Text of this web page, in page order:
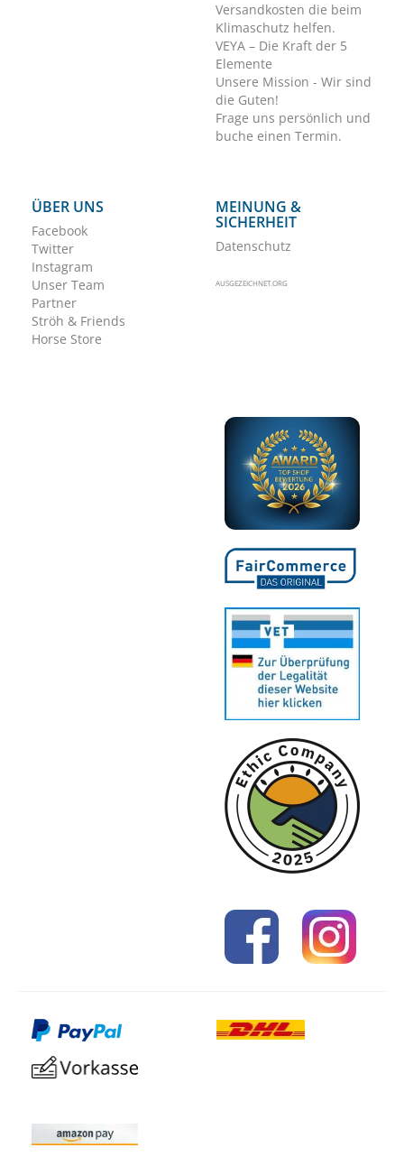
Versandkosten die beim
Klimaschutz helfen.
VEYA – Die Kraft der 5
Elemente
Unsere Mission - Wir sind
die Guten!
Frage uns persönlich und
buche einen Termin.
ÜBER UNS
Facebook
Twitter
Instagram
Unser Team
Partner
Ströh & Friends
Horse Store
MEINUNG &
SICHERHEIT
Datenschutz
AUSGEZEICHNET.ORG